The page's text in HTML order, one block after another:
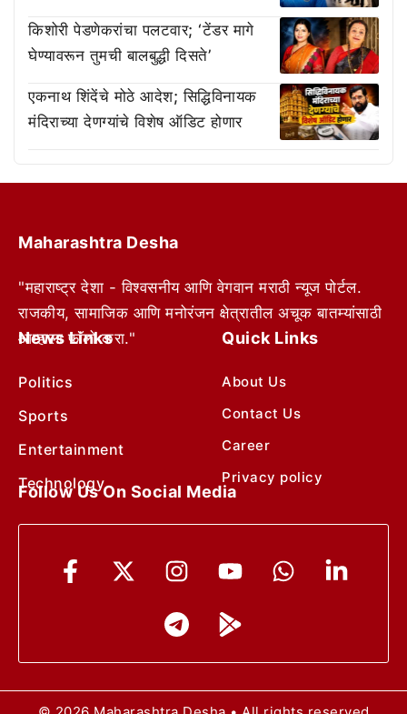
किशोरी पेडणेकरांचा पलटवार; ‘टेंडर मागे
घेण्यावरून तुमची बालबुद्धी दिसते’
एकनाथ शिंदेंचे मोठे आदेश; सिद्धिविनायक
मंदिराच्या देणग्यांचे विशेष ऑडिट होणार
Maharashtra Desha
"महाराष्ट्र देशा - विश्वसनीय आणि वेगवान मराठी न्यूज पोर्टल.
राजकीय, सामाजिक आणि मनोरंजन क्षेत्रातील अचूक बातम्यांसाठी
आम्हाला फॉलो करा."
News Links
Politics
Sports
Entertainment
Technology
Quick Links
About Us
Contact Us
Career
Privacy policy
Follow Us On Social Media